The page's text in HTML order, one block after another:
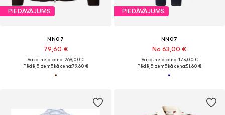
PIEDĀVĀJUMS
NN07
79,60 €
Sākotnējā cena: 269,00 €
Pēdējā zemākā cena:79,60 €
PIEDĀVĀJUMS
NN07
No 63,00 €
Sākotnējā cena: 175,00 €
Pēdējā zemākā cena:51,60 €